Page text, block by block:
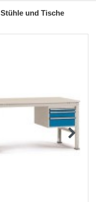
Stühle und Tische